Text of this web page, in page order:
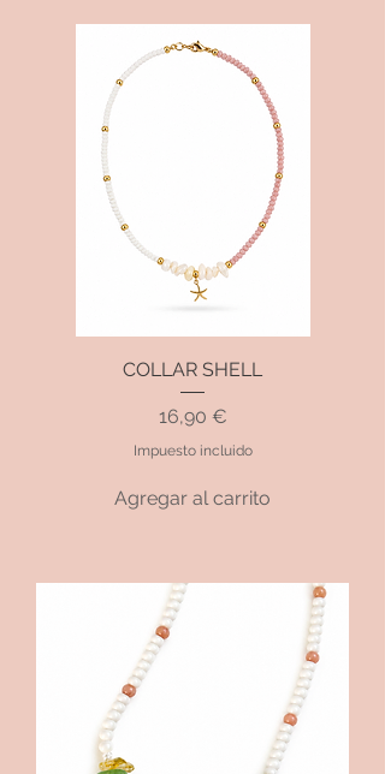
COLLAR SHELL
Precio
16,90 €
Impuesto incluido
Agregar al carrito